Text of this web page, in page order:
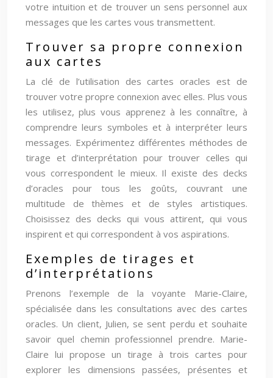
votre intuition et de trouver un sens personnel aux
messages que les cartes vous transmettent.
Trouver sa propre connexion
aux cartes
La clé de l’utilisation des cartes oracles est de
trouver votre propre connexion avec elles. Plus vous
les utilisez, plus vous apprenez à les connaître, à
comprendre leurs symboles et à interpréter leurs
messages. Expérimentez différentes méthodes de
tirage et d’interprétation pour trouver celles qui
vous correspondent le mieux. Il existe des decks
d’oracles pour tous les goûts, couvrant une
multitude de thèmes et de styles artistiques.
Choisissez des decks qui vous attirent, qui vous
inspirent et qui correspondent à vos aspirations.
Exemples de tirages et
d’interprétations
Prenons l’exemple de la voyante Marie-Claire,
spécialisée dans les consultations avec des cartes
oracles. Un client, Julien, se sent perdu et souhaite
savoir quel chemin professionnel prendre. Marie-
Claire lui propose un tirage à trois cartes pour
explorer les dimensions passées, présentes et